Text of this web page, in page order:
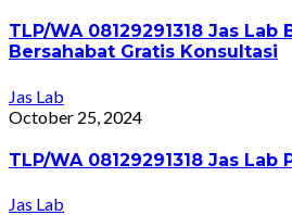
TLP/WA 08129291318 Jas Lab
Bersahabat Gratis Konsultasi
Jas Lab
October 25, 2024
TLP/WA 08129291318 Jas
Jas Lab